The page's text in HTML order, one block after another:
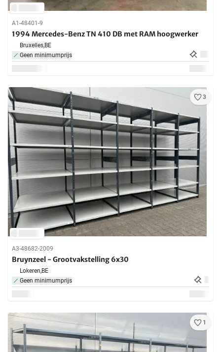
A1-48401-9
1994 Mercedes-Benz TN 410 DB met RAM hoogwerker
Bruxelles,BE
Geen minimumprijs
3
A3-48682-2009
Bruynzeel - Grootvakstelling 6x30
Lokeren,BE
Geen minimumprijs
1